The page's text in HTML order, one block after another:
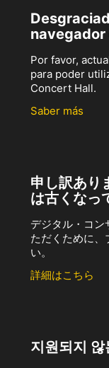
Por favor,
para poder
Concert Hall.
Saber más
申し訳あり
は古くなっ
デジタル・コン
ただくために、
い。
詳細はこちら
지원되지